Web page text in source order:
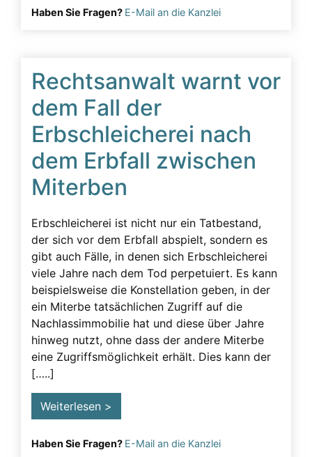
Haben Sie Fragen? E-Mail an die Kanzlei
Rechtsanwalt warnt vor
dem Fall der
Erbschleicherei nach
dem Erbfall zwischen
Miterben
Erbschleicherei ist nicht nur ein Tatbestand,
der sich vor dem Erbfall abspielt, sondern es
gibt auch Fälle, in denen sich Erbschleicherei
viele Jahre nach dem Tod perpetuiert. Es kann
beispielsweise die Konstellation geben, in der
ein Miterbe tatsächlichen Zugriff auf die
Nachlassimmobilie hat und diese über Jahre
hinweg nutzt, ohne dass der andere Miterbe
eine Zugriffsmöglichkeit erhält. Dies kann der
[…..]
Weiterlesen >
Haben Sie Fragen? E-Mail an die Kanzlei